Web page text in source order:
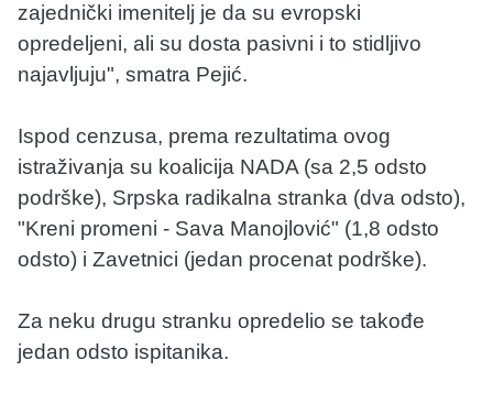
zajednički imenitelj je da su evropski
opredeljeni, ali su dosta pasivni i to stidljivo
najavljuju", smatra Pejić.
Ispod cenzusa, prema rezultatima ovog
istraživanja su koalicija NADA (sa 2,5 odsto
podrške), Srpska radikalna stranka (dva odsto),
"Kreni promeni - Sava Manojlović" (1,8 odsto
odsto) i Zavetnici (jedan procenat podrške).
Za neku drugu stranku opredelio se takođe
jedan odsto ispitanika.